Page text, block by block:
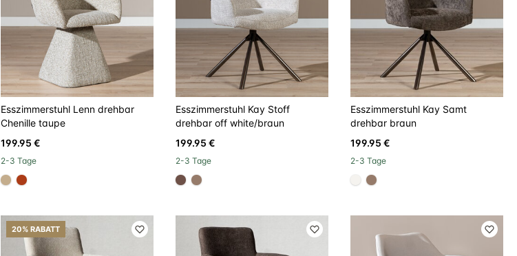
Esszimmerstuhl Lenn drehbar
Chenille taupe
199.95 €
2-3 Tage
#c4ad8d
#ac3c17
Esszimmerstuhl Kay Stoff
drehbar off white/braun
199.95 €
2-3 Tage
#6e5148
#967b6a
Esszimmerstuhl Kay Samt
drehbar braun
199.95 €
2-3 Tage
#f5f3ef#967b6a
20% RABATT